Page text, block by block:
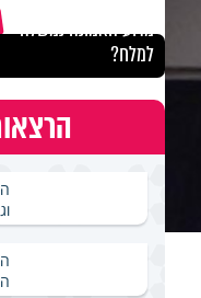
מדוע האמונה נמשלה
למלח?